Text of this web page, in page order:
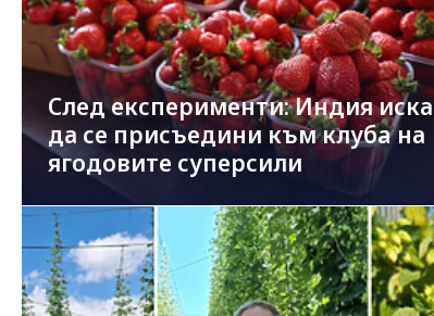
След експерименти: Индия иска
да се присъедини към клубa на
ягодовите суперсили